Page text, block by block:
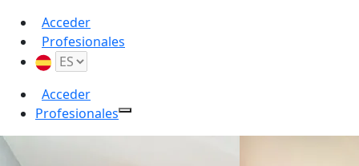
Acceder
Profesionales
Acceder
Profesionales